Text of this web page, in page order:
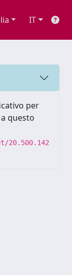
IT
per
questo
20.500.142